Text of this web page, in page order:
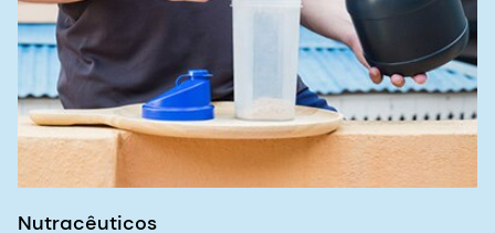
Nutracêuticos
Conheça nossos nutracêuticos abaixo.
ALL-Q™
PeptoPro®